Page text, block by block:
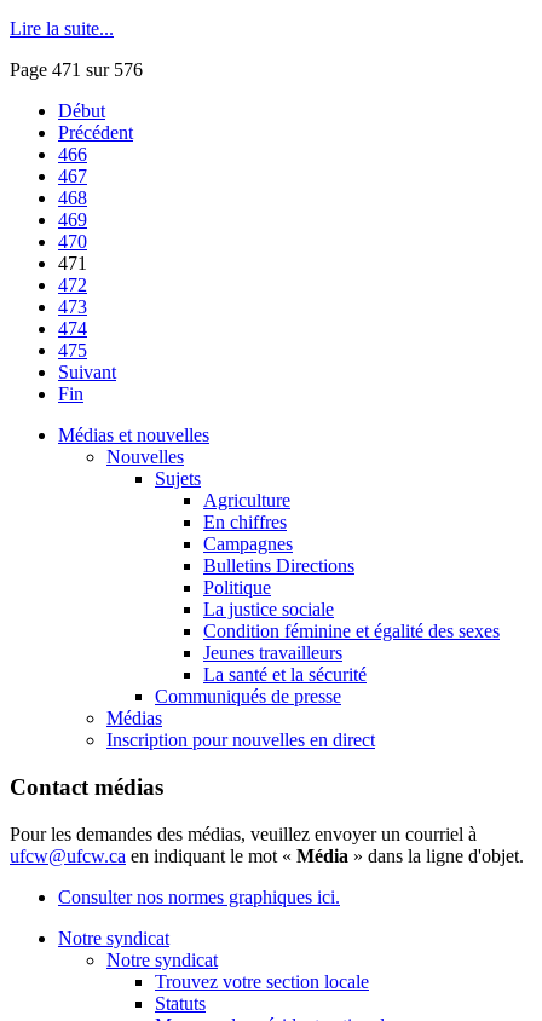
Lire la suite...
Page 471 sur 576
Début
Précédent
466
467
468
469
470
471
472
473
474
475
Suivant
Fin
Médias et nouvelles
Nouvelles
Sujets
Agriculture
En chiffres
Campagnes
Bulletins Directions
Politique
La justice sociale
Condition féminine et égalité des sexes
Jeunes travailleurs
La santé et la sécurité
Communiqués de presse
Médias
Inscription pour nouvelles en direct
Contact médias
Pour les demandes des médias, veuillez envoyer un courriel à
ufcw@ufcw.ca en indiquant le mot « Média » dans la ligne d'objet.
Consulter nos normes graphiques ici.
Notre syndicat
Notre syndicat
Trouvez votre section locale
Statuts